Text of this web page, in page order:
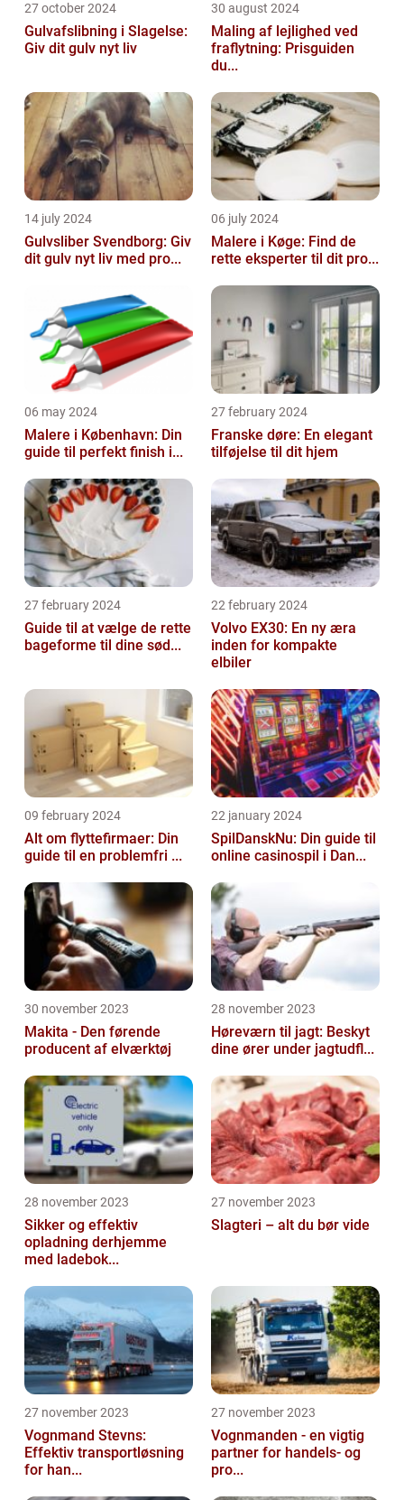
27 october 2024
Gulvafslibning i Slagelse:
Giv dit gulv nyt liv
30 august 2024
Maling af lejlighed ved
fraflytning: Prisguiden
du...
14 july 2024
Gulvsliber Svendborg: Giv
dit gulv nyt liv med pro...
06 july 2024
Malere i Køge: Find de
rette eksperter til dit pro...
06 may 2024
Malere i København: Din
guide til perfekt finish i...
27 february 2024
Franske døre: En elegant
tilføjelse til dit hjem
27 february 2024
Guide til at vælge de rette
bageforme til dine sød...
22 february 2024
Volvo EX30: En ny æra
inden for kompakte
elbiler
09 february 2024
Alt om flyttefirmaer: Din
guide til en problemfri ...
22 january 2024
SpilDanskNu: Din guide til
online casinospil i Dan...
30 november 2023
Makita - Den førende
producent af elværktøj
28 november 2023
Høreværn til jagt: Beskyt
dine ører under jagtudfl...
28 november 2023
Sikker og effektiv
opladning derhjemme
med ladebok...
27 november 2023
Slagteri – alt du bør vide
27 november 2023
Vognmand Stevns:
Effektiv transportløsning
for han...
27 november 2023
Vognmanden - en vigtig
partner for handels- og
pro...